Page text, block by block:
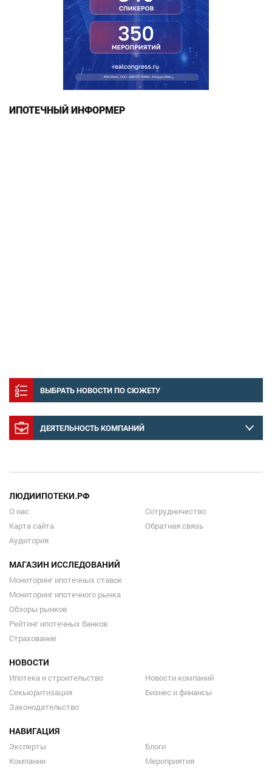
ИПОТЕЧНЫЙ ИНФОРМЕР
ВЫБРАТЬ НОВОСТИ ПО СЮЖЕТУ
ДЕЯТЕЛЬНОСТЬ КОМПАНИЙ
ЛЮДИИПОТЕКИ.РФ
О нас
Карта сайта
Аудитория
Сотрудничество
Обратная связь
МАГАЗИН ИССЛЕДОВАНИЙ
Мониторинг ипотечных ставок
Мониторинг ипотечного рынка
Обзоры рынков
Рейтинг ипотечных банков
Страхование
НОВОСТИ
Ипотека и строительство
Секьюритизация
Законодательство
Новости компаний
Бизнес и финансы
НАВИГАЦИЯ
Эксперты
Компании
Блоги
Мероприятия